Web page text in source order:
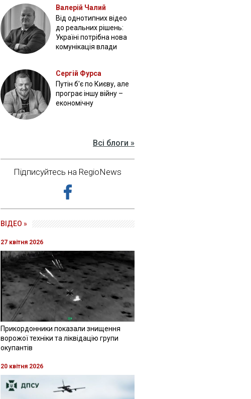
Валерій Чалий
Від однотипних відео
до реальних рішень:
Україні потрібна нова
комунікація влади
Сергій Фурса
Путін б'є по Києву, але
програє іншу війну –
економічну
Всі блоги »
Підписуйтесь на RegioNews
ВІДЕО »
27 квітня 2026
Прикордонники показали знищення
ворожої техніки та ліквідацію групи
окупантів
20 квітня 2026